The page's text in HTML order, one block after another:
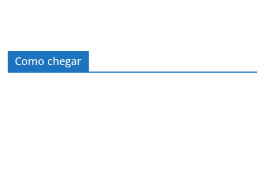
Como chegar